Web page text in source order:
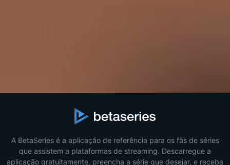
A BetaSeries é a aplicação de referência para os fãs de séries
que assistem a plataformas de streaming. Descarregue a
aplicação gratuitamente, preencha a série que desejar, e receba